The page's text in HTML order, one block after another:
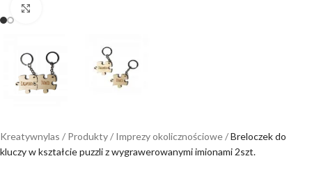
Kreatywnylas / Produkty/ Imprezy okolicznościowe/Breloczek do
kluczy w kształcie puzzli z wygrawerowanymi imionami 2szt.